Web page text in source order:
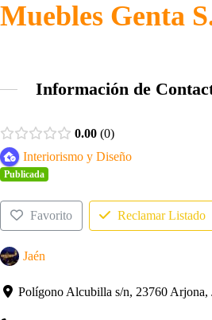
Muebles Genta
Información de
0.00 0
Interiorismo y Diseño
Publicada
Favorito Reclamar Listado
Jaén
Polígono Alcubilla s/n, 23760 Arjona,